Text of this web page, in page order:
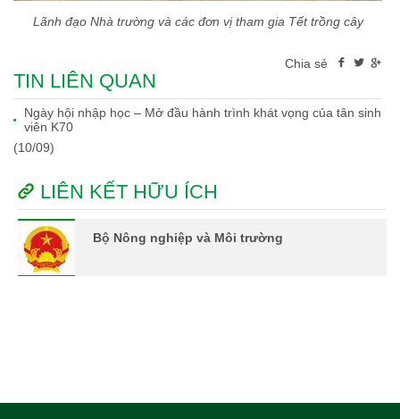
Lãnh đạo Nhà trường và các đơn vị tham gia Tết trồng cây
Chia sẻ
TIN LIÊN QUAN
Ngày hội nhập học – Mở đầu hành trình khát vọng của tân sinh
viên K70
(10/09)
LIÊN KẾT HỮU ÍCH
Bộ Nông nghiệp và Môi trường